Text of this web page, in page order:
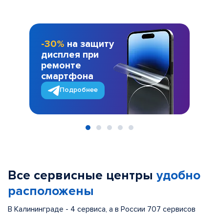
-30% на защиту
дисплея при
ремонте
смартфона
Подробнее
Все сервисные центры удобно
расположены
В Калининграде - 4 сервиса, а в России 707 сервисов